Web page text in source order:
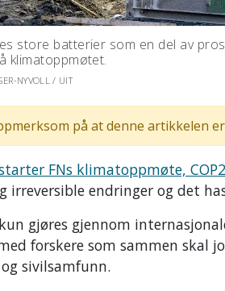
store batterier som en del av
klimatoppmøtet.
NYVOLL / UIT
på at denne artikkelen
FNs klimatoppmøte,
irreversible endringer og det
gjøres gjennom
forskere som sammen skal
sivilsamfunn.